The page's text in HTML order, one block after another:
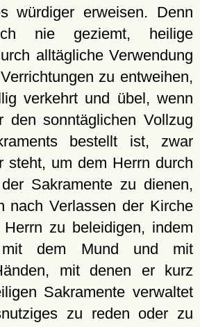
würdiger erweisen. Denn
nie geziemt, heilige
alltägliche Verwendung
zu entweihen,
verkehrt und übel, wenn
den sonntäglichen Vollzug
bestellt ist, zwar
steht, um dem Herrn durch
Sakramente zu dienen,
nach Verlassen der Kirche
zu beleidigen, indem
dem Mund und mit
mit denen er kurz
Sakramente verwaltet
zu reden oder zu